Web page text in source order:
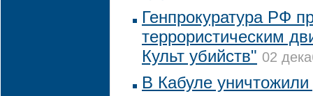
Генпрокуратура РФ
террористическим
Культ убийств" 02
В Кабуле уничтожили